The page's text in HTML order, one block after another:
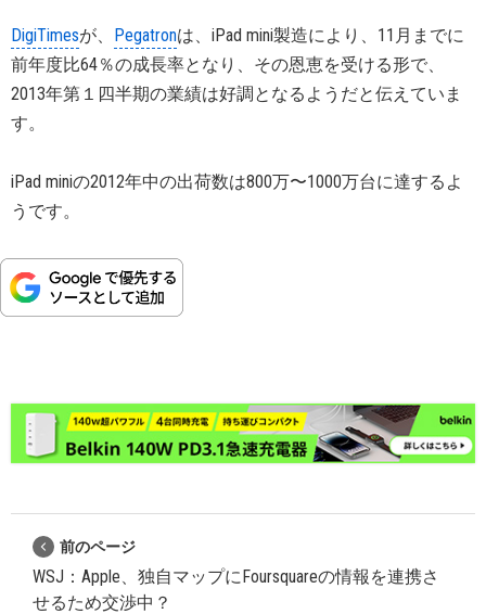
DigiTimesが、 Pegatronは、iPad mini製造により、11月までに
前年度比64％の成長率となり、その恩恵を受ける形で、
2013年第１四半期の業績は好調となるようだと伝えていま
す。
iPad miniの2012年中の出荷数は800万〜1000万台に達するよ
うです。
前のページ
WSJ：Apple、独自マップにFoursquareの情報を連携さ
せるため交渉中？